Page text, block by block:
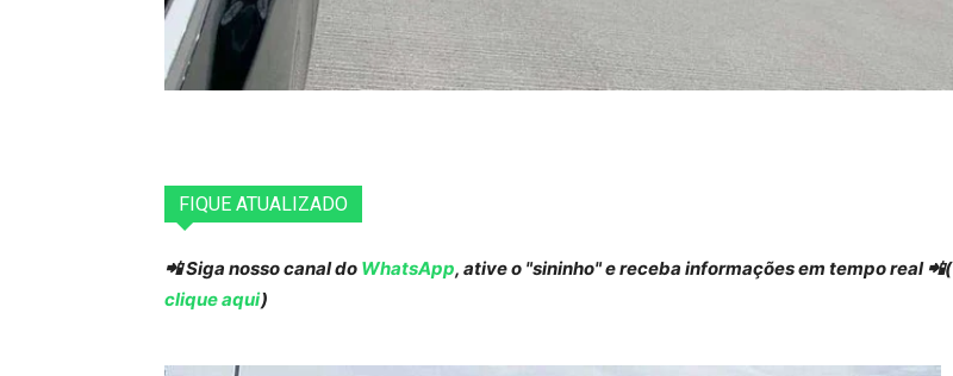
FIQUE ATUALIZADO
📲 Siga nosso canal do WhatsApp, ative o "sininho" e receba informações em tempo real 📲(
clique aqui)